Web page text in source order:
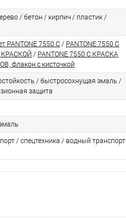
/ бетон / кирпич / пластик /
PANTONE 7550 C / PANTONE 7550 C
/ PANTONE 7550 C КРАСКА
флакон с кисточкой
/ быстросохнущая эмаль /
защита
/ спецтехника / водный транспорт